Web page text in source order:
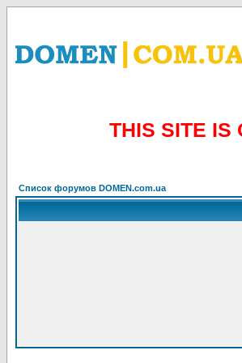
THIS SITE IS
Список форумов DOMEN.com.ua